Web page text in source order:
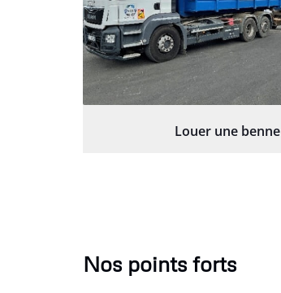
Louer une benne
Nos points forts